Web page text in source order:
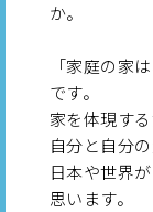
か。
「家庭の家
です。
家を体現す
自分と自分
日本や世界
思います。